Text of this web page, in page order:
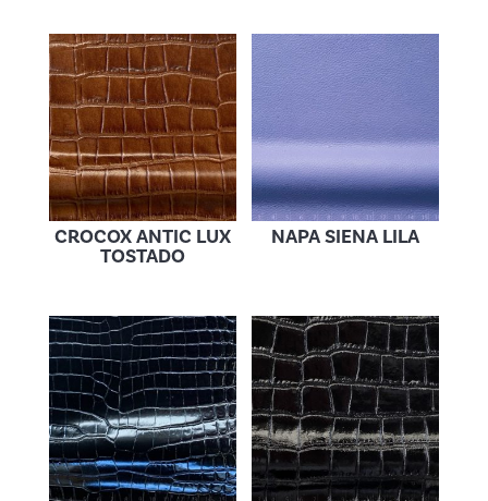
CROCOX ANTIC LUX
TOSTADO
NAPA SIENA LILA